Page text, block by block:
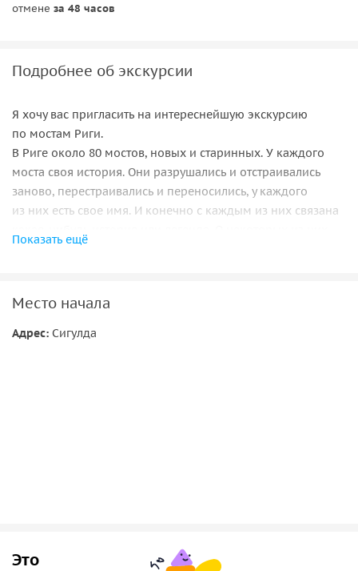
отмене за 48 часов
Подробнее об экскурсии
Я хочу вас пригласить на интереснейшую экскурсию
по мостам Риги.
В Риге около 80 мостов, новых и старинных. У каждого
моста своя история. Они разрушались и отстраивались
заново, перестраивались и переносились, у каждого
из них есть свое имя. И конечно с каждым из них связана
вы узнаете подробнее. Мы проедемсяпо самому
и самый интересный мост и узнаете почему его называли "
гитара Восса» .
Показать ещё
Место начала
Адрес: Сигулда
Это